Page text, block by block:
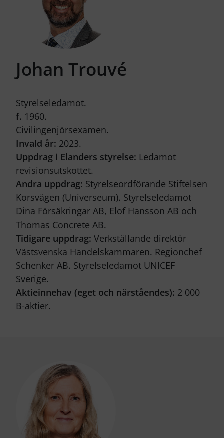
Johan Trouvé
Styrelseledamot.
f. 1960.
Civilingenjörsexamen.
Invald år: 2023.
Uppdrag i Elanders styrelse: Ledamot
revisionsutskottet.
Andra uppdrag: Styrelseordförande Stiftelsen
Korsvägen (Universeum). Styrelseledamot
Dina Försäkringar AB, Elof Hansson AB och
Thomas Concrete AB.
Tidigare uppdrag: Verkställande direktör
Västsvenska Handelskammaren. Regionchef
Schenker AB. Styrelseledamot UNICEF
Sverige.
Aktieinnehav (eget och närståendes): 2 000
B-aktier.